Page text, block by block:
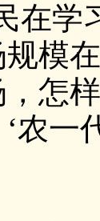
在学
模
怎
农一